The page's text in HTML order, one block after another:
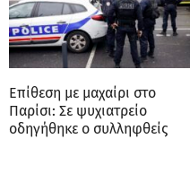
Eπίθεση με μαχαίρι στο
Παρίσι: Σε ψυχιατρείο
οδηγήθηκε ο συλληφθείς